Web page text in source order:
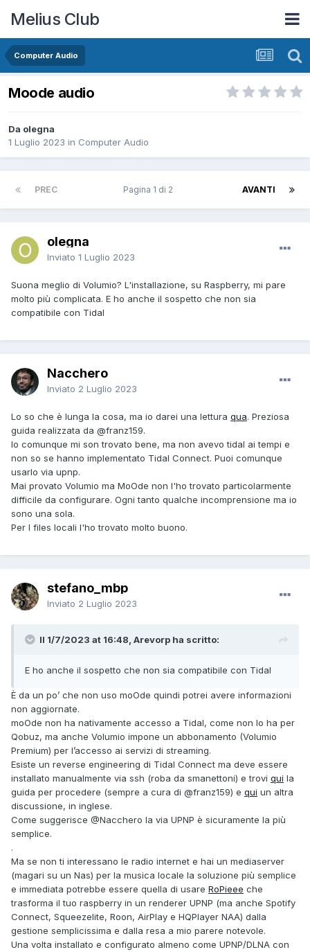
Melius Club
Computer Audio
Moode audio
Da olegna
1 Luglio 2023 in Computer Audio
PREC AVANTI
Pagina 1 di 2
olegna
Inviato 1 Luglio 2023
Suona meglio di Volumio? L'installazione, su Raspberry, mi pare
molto più complicata. E ho anche il sospetto che non sia
compatibile con Tidal
Nacchero
Inviato 2 Luglio 2023
Lo so che è lunga la cosa, ma io darei una lettura qua. Preziosa
guida realizzata da @franz159.
Io comunque mi son trovato bene, ma non avevo tidal ai tempi e
non so se hanno implementato Tidal Connect. Puoi comunque
usarlo via upnp.
Mai provato Volumio ma MoOde non l'ho trovato particolarmente
difficile da configurare. Ogni tanto qualche incomprensione ma io
sono una sola.
Per I files locali l'ho trovato molto buono.
stefano_mbp
Inviato 2 Luglio 2023
Il 1/7/2023 at 16:48, Arevorp ha scritto:
E ho anche il sospetto che non sia compatibile con Tidal
È da un po’ che non uso moOde quindi potrei avere informazioni
non aggiornate.
moOde non ha nativamente accesso a Tidal, come non lo ha per
Qobuz, ma anche Volumio impone un abbonamento (Volumio
Premium) per l’accesso ai servizi di streaming.
Esiste un reverse engineering di Tidal Connect ma deve essere
installato manualmente via ssh (roba da smanettoni) e trovi qui la
guida per procedere (sempre a cura di @franz159) e qui un altra
discussione, in inglese.
Come suggerisce @Nacchero la via UPNP è sicuramente la più
semplice.
.
Ma se non ti interessano le radio internet e hai un mediaserver
(magari su un Nas) per la musica locale la soluzione più semplice
e immediata potrebbe essere quella di usare RoPieee che
trasforma il tuo raspberry in un renderer UPNP (ma anche Spotify
Connect, Squeezelite, Roon, AirPlay e HQPlayer NAA) dalla
gestione semplicissima e dalla resa a mio parere notevole.
Una volta installato e configurato almeno come UPNP/DLNA con